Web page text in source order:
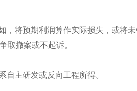
，将预期利润算作实际损失，或将
取撤案或不起诉。
自主研发或反向工程所得。